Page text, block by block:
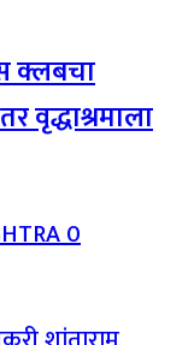
क्लबचा
वृद्धाश्रमाला
0